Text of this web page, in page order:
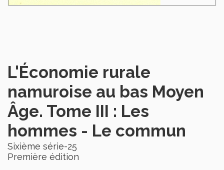
L'Économie rurale
namuroise au bas Moyen
Âge. Tome III : Les
hommes - Le commun
Sixième série-25
Première édition